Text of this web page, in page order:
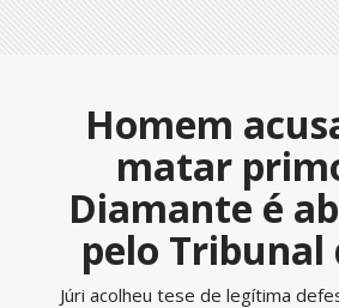
Homem
matar
Diamante é
pelo Tribunal
Júri acolheu tese de legítima